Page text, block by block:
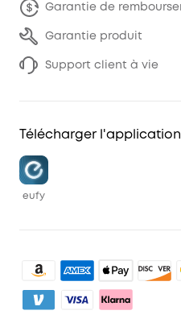
Garantie de
Garantie produit
Support client à vie
Télécharger l'application
eufy